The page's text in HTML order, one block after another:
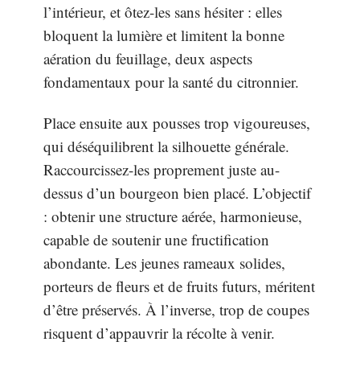
l’intérieur, et ôtez-les sans hésiter : elles
bloquent la lumière et limitent la bonne
aération du feuillage, deux aspects
fondamentaux pour la santé du citronnier.
Place ensuite aux pousses trop vigoureuses,
qui déséquilibrent la silhouette générale.
Raccourcissez-les proprement juste au-
dessus d’un bourgeon bien placé. L’objectif
: obtenir une structure aérée, harmonieuse,
capable de soutenir une fructification
abondante. Les jeunes rameaux solides,
porteurs de fleurs et de fruits futurs, méritent
d’être préservés. À l’inverse, trop de coupes
risquent d’appauvrir la récolte à venir.